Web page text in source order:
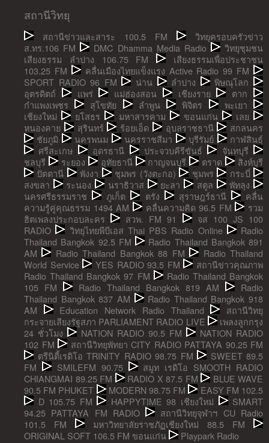
สถานีวิทยุ
สถานีข่าวและสาระ 100.5 FM
วิทยุครอบครัวข่าว
ส.ทร.106 FM
DMC Dhamma Media Radio
วิทยุชุมชน
เสียงธรรม ลำปาง 106.75 FM
เสียงธรรมเพื่อประชาชน
103.25 FM
คลื่นเมืองไทยแข็งแรง Active Radio 99 FM
SPORT RADIO 96 FM
น่าน ลำปาง
พิษณุโลก
อุตรดิตถ์
แพร่ แม่ฮ่องสอน เชียงราย
ตาก
กำแพงเพชร
สุโขทัย ลำพูน พิจิตร
พะเยา
เชียงใหม่
ยโสธร มหาสารคาม ขอนแก่น
เลย
หนองคาย
สุรินทร์ ร้อยเอ็ด อุบลราชธานี
สกลนคร
ชัยภูมิ
นครพนม นครราชสีมา บุรีรัมย์
กาฬสินธุ์
ศรีสะเกษ
อุดรธานี ประจวบคีรีขันธ์
จันทบุรี
ชลบุรี
ระยอง อุทัยธานี กาญจนบุรี ตราด
สิงห์บุรี
ปัตตานี
พังงา ชุมพร (วังตะกอ) ชุมพร
กระบี่
สงขลา
ระนอง นราธิวาส ยะลา สตูล
พัทลุง
นครศรีธรรมราช
ภูเก็ต ตรัง สุราษฎร์ธานี
คลื่น
ความรู้คู่คุณธรรม 1494 AM
คลื่นความคิด 96.5 FM
รวม
ฮิตเพลงประกอบละคร
สวพ. FM 91
จส 100 JS 100
RADIO
วิทยุไทยพีบีเอส Thai PBS Radio Online
Radio
Thailand Bangkok 92.5 FM
Radio Thailand Bangkok 891
AM
Radio Thailand Bangkok 88 FM
Radio Thailand
World Service
YES RADIO 93.5 FM
สถานีข่าวคุณภาพ
Radio Thailand Bangkok 97 FM
Radio Thailand Bangkok
105 FM
Radio Thailand Bangkok 819 AM
Radio
Thailand Bangkok 837 AM
Radio Thailand Bangkok 918
AM
Education Network Radio Thailand
สถานีวิทยุ
กระจายเสียงรัฐสภา PARLIAMENT RADIO LIVE
เพลงลูกกรุง
24 ชั่วโมง
NATION RADIO 90.5 FM
NATION RADIO
102 FM
สถานีวิทยุพัทยา CITY RADIO PATTAYA 90.25 FM
ตรีนิตี้เรดิโอ TRINITY RADIO 98.75 FM
SWEET 89.5
FM
SMILEFM 90.75
สมูท เรดิโอ SMOOTH RADIO
CHIANGMAI 89.25 FM
RADIO X 87.5 FM
BLUE WAVE
90.5 FM PHUKET
MODERN 98.75 FM
EASY FM 102.5
D 105.75 FM
HAPPYTIME 98 เชียงใหม่
SMART
94.25 PATTAYA FM RADIO
สถานีวิทยุจุฬาฯ CU Radio
101.5 FM
มหาวิทยาลัยราชภัฏเชียงใหม่ 88.5 FM
ORIGINAL SOFT 106.5 FM ขอนแก่น
Playpark Radio